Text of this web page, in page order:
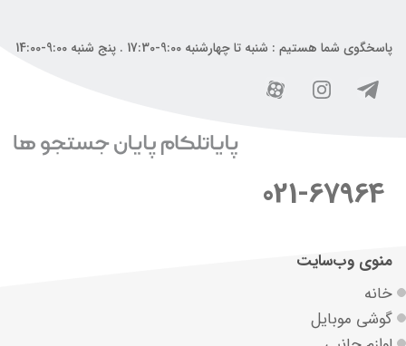
پاسخگوی شما هستیم : شنبه تا چهارشنبه 9:00-17:30 . پنج شنبه 9:00-14:00
021-67964
منوی وب‌سایت
خانه
گوشی موبایل